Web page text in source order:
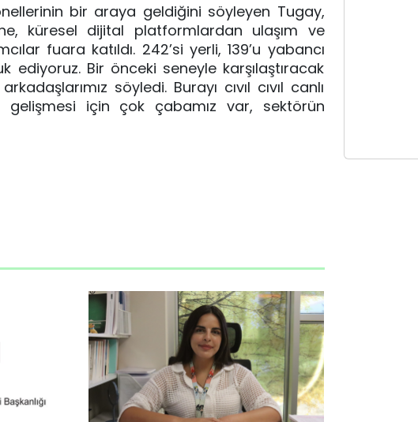
bir araya geldiğini söyleyen Tugay,
küresel dijital platformlardan ulaşım ve
fuara katıldı. 242’si yerli, 139’u yabancı
ediyoruz. Bir önceki seneyle karşılaştıracak
söyledi. Burayı cıvıl cıvıl canlı
için çok çabamız var, sektörün